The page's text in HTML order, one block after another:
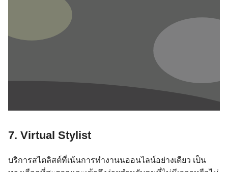
7. Virtual Stylist
บริการสไตลิสต์ที่เน้นการทำงานนออนไลน์อย่างเดียว เป็น